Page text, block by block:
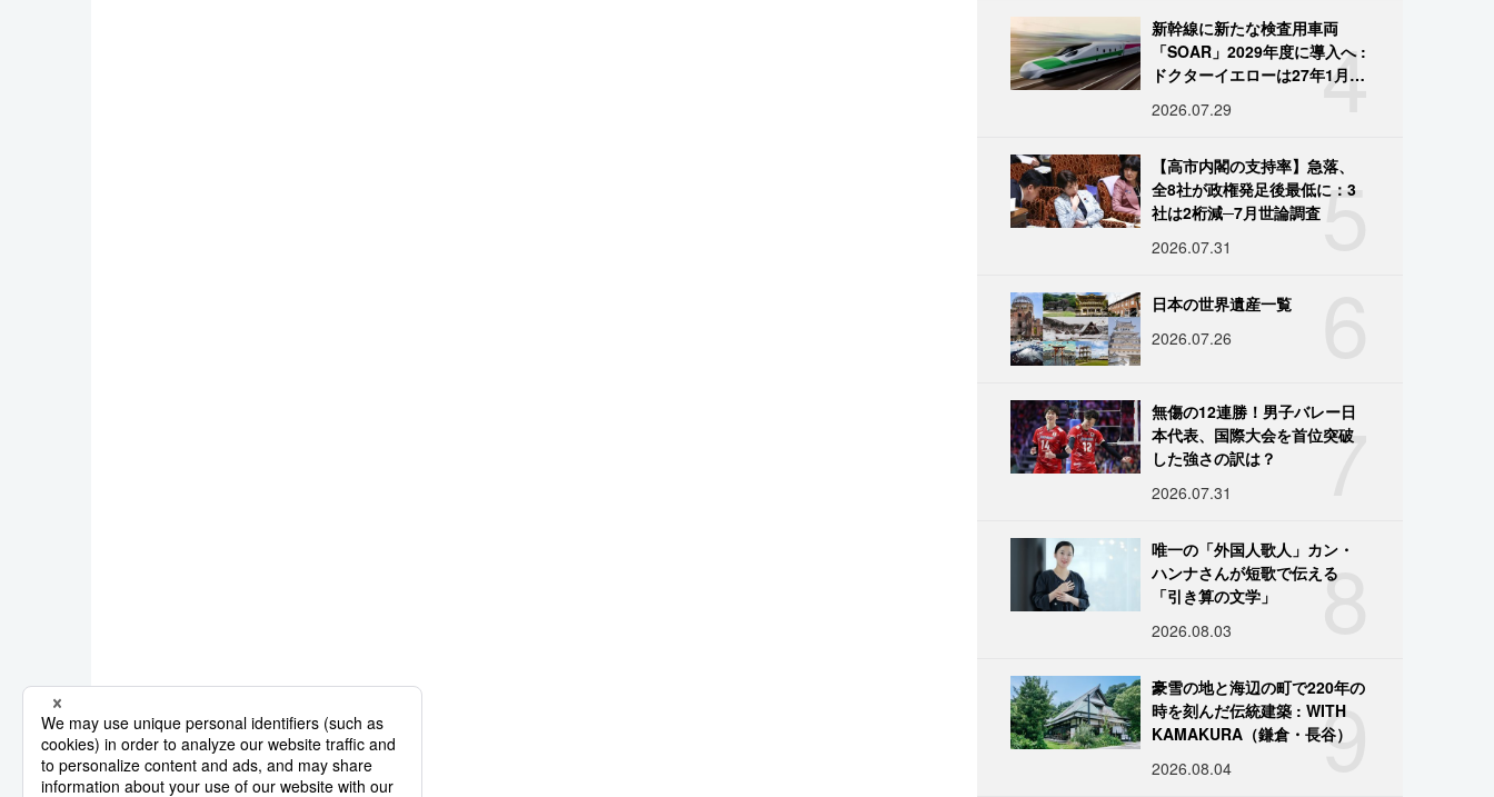
4
新幹線に新たな検査用車両
「SOAR」2029年度に導入へ :
ドクターイエローは27年1月に
2026.07.29
5
【高市内閣の支持率】急落、
全8社が政権発足後最低に：3
社は2桁減─7月世論調査
2026.07.31
日本の世界遺産一覧
2026.07.26
7
無傷の12連勝！男子バレー日
本代表、国際大会を首位突破
した強さの訳は？
2026.07.31
8
唯一の「外国人歌人」カン・
ハンナさんが短歌で伝える
「引き算の文学」
2026.08.03
9
豪雪の地と海辺の町で220年の
時を刻んだ伝統建築 : WITH
KAMAKURA（鎌倉・長谷）
2026.08.04